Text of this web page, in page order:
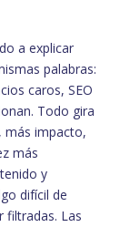
a explicar
palabras:
caros, SEO
Todo gira
más impacto,
más
y
difícil de
filtradas. Las